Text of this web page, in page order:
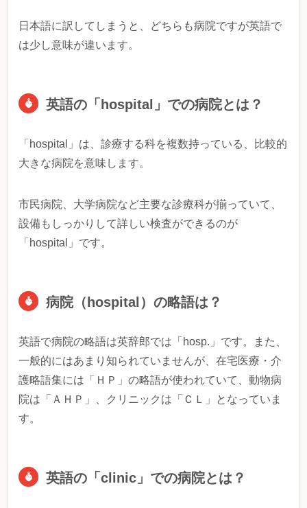
日本語に訳してしまうと、どちらも病院ですが英語で
は少し意味が違います。
英語の「hospital」での病院とは？
「hospital」は、診療する科を複数持っている、比較的
大きな病院を意味します。
市民病院、大学病院など主要な診療科が揃っていて、
設備もしっかりして詳しい検査ができるのが
「hospital」です。
病院（hospital）の略語は？
英語で病院の略語は英辞郎では「 hosp.」です。また、
一般的にはあまり知られていませんが、在宅医療・介
護略語集には「ＨＰ」の略語が使われていて、動物病
院は「ＡＨＰ」、クリニックは「ＣＬ」となっていま
す。
英語の「clinic」での病院とは？